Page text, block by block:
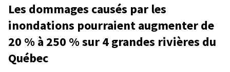
Les dommages causés par les
inondations pourraient augmenter de
20 % à 250 % sur 4 grandes rivières du
Québec